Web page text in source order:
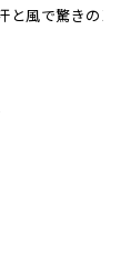
と風で驚きの冷